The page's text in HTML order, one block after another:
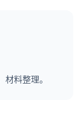
料整理。